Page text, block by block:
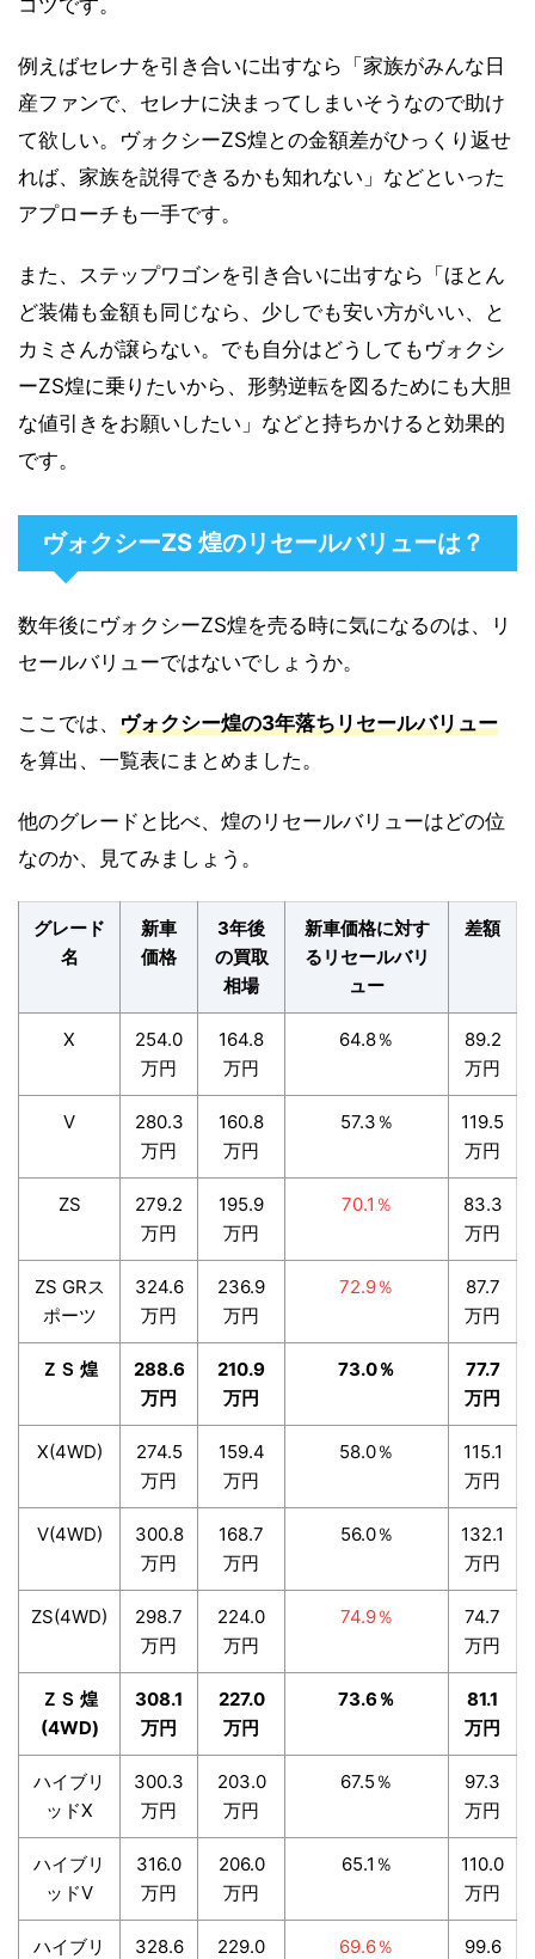
例えばセレナを引き合いに出すなら「家族がみんな日
産ファンで、セレナに決まってしまいそうなので助け
て欲しい。ヴォクシーZS煌との金額差がひっくり返せ
れば、家族を説得できるかも知れない」などといった
アプローチも一手です。
また、ステップワゴンを引き合いに出すなら「ほとん
ど装備も金額も同じなら、少しでも安い方がいい、と
カミさんが譲らない。でも自分はどうしてもヴォクシ
ーZS煌に乗りたいから、形勢逆転を図るためにも大胆
な値引きをお願いしたい」などと持ちかけると効果的
です。
ヴォクシーZS 煌のリセールバリューは？
数年後にヴォクシーZS煌を売る時に気になるのは、リ
セールバリューではないでしょうか。
ここでは、 ヴォクシー煌の3年落ちリセールバリュー
を算出、一覧表にまとめました。
他のグレードと比べ、煌のリセールバリューはどの位
なのか、見てみましょう。
グレード
名
新車
価格
3年後
の買取
相場
新車価格に対す
るリセールバリ
ュー
差額
X
254.0
万円
164.8
万円
64.8％
89.2
万円
V
280.3
万円
160.8
万円
57.3％
119.5
万円
ZS
279.2
万円
195.9
万円
70.1％
83.3
万円
ZS GRス
ポーツ
324.6
万円
236.9
万円
72.9％
87.7
万円
ＺＳ 煌
288.6
万円
210.9
万円
73.0％
77.7
万円
X(4WD)
274.5
万円
159.4
万円
58.0％
115.1
万円
V(4WD)
300.8
万円
168.7
万円
56.0％
132.1
万円
ZS(4WD)
298.7
万円
224.0
万円
74.9％
74.7
万円
ＺＳ 煌
(4WD)
308.1
万円
227.0
万円
73.6％
81.1
万円
ハイブリ
ッドX
300.3
万円
203.0
万円
67.5％
97.3
万円
ハイブリ
ッドV
316.0
万円
206.0
万円
65.1％
110.0
万円
ハイブリ
328.6
229.0
69.6％
99.6